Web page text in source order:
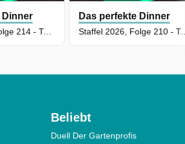
Dinner
Staffel 2026, Folge 214 - Tag 1: Markus, Darmstadt
Das perfekte Dinner
Staffel 2026, Folge 210 - Tag 2: Yase, Ruhrgebiet
Beliebt
Duell Der Gartenprofis